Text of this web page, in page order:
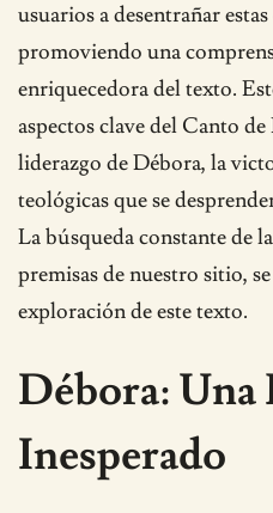
usuarios a desentrañar
promoviendo una
enriquecedora del texto.
aspectos clave del Canto
liderazgo de Débora, la
teológicas que se
La búsqueda constante de
premisas de nuestro sitio,
exploración de este texto.
Débora: Una
Inesperado